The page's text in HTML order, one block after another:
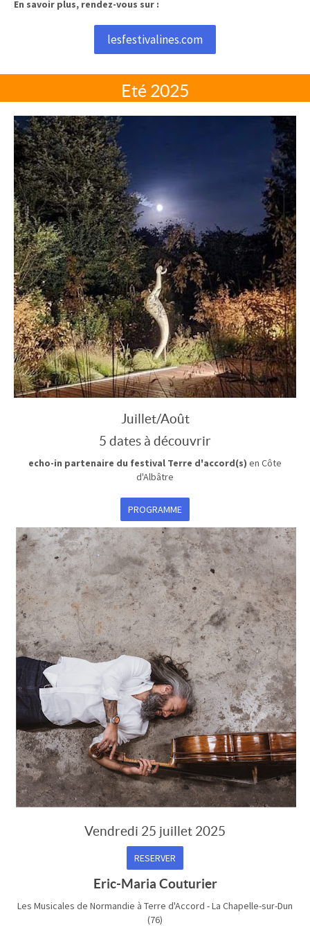
En savoir plus, rendez-vous sur :
lesfestivalines.com
Eté 2025
Juillet/Août
5 dates à découvrir
echo-in partenaire du festival Terre d'accord(s) en Côte
d'Albâtre
PROGRAMME
Vendredi 25 juillet 2025
RESERVER
Eric-Maria Couturier
Les Musicales de Normandie à Terre d'Accord - La Chapelle-sur-Dun
(76)